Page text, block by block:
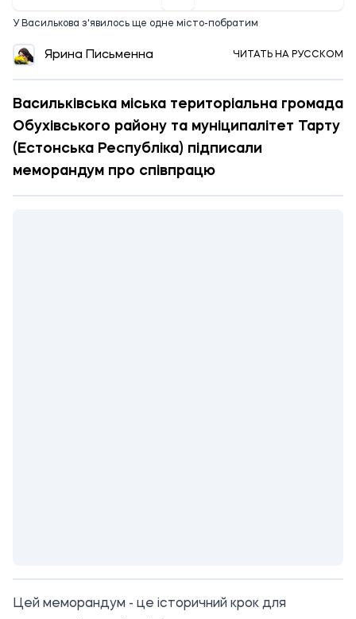
У Василькова з'явилось ще одне місто-побратим
Ярина Письменна ЧИТАТЬ НА РУССКОМ
Васильківська міська територіальна громада
Обухівського району та муніципалітет Тарту
(Естонська Республіка) підписали
меморандум про співпрацю
Цей меморандум - це історичний крок для